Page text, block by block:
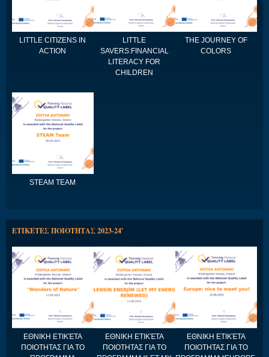
LITTLE CITIZENS IN
ACTION
LITTLE
SAVERS:FINANCIAL
LITERACY FOR
CHILDREN
THE JOURNEY OF
COLORS
STEAM TEAM
ΕΤΙΚΕΤΕΣ ΠΟΙΟΤΗΤΑΣ 2023-24′
ΕΘΝΙΚΗ ΕΤΙΚΈΤΑ
ΠΟΙΟΤΗΤΑΣ ΓΙΑ ΤΟ
ΕΘΝΙΚΗ ΕΤΙΚΈΤΑ
ΠΟΙΟΤΗΤΑΣ ΓΙΑ ΤΟ
ΕΘΝΙΚΗ ΕΤΙΚΈΤΑ
ΠΟΙΟΤΗΤΑΣ ΓΙΑ ΤΟ